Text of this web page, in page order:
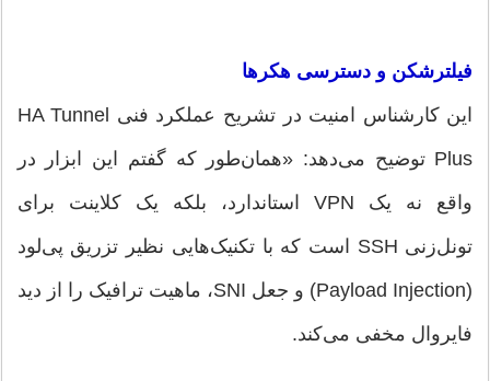
فیلترشکن و دسترسی هکرها
این کارشناس امنیت در تشریح عملکرد فنی HA Tunnel
Plus توضیح می‌دهد: «همان‌طور که گفتم این ابزار در
واقع نه یک VPN استاندارد، بلکه یک کلاینت برای
تونل‌زنی SSH است که با تکنیک‌هایی نظیر تزریق پی‌لود
(Payload Injection) و جعل SNI، ماهیت ترافیک را از دید
فایروال مخفی می‌کند.